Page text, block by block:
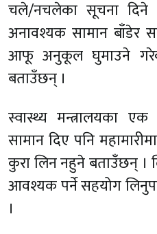
चले/नचलेका सूचना
अनावश्यक सामान बाँडेर
आफू अनुकूल घुमाउने
बताउँछन् ।
स्वास्थ्य मन्त्रालयका
सामान दिए पनि
कुरा लिन नहुने बताउँछन् ।
आवश्यक पर्ने सहयोग
।